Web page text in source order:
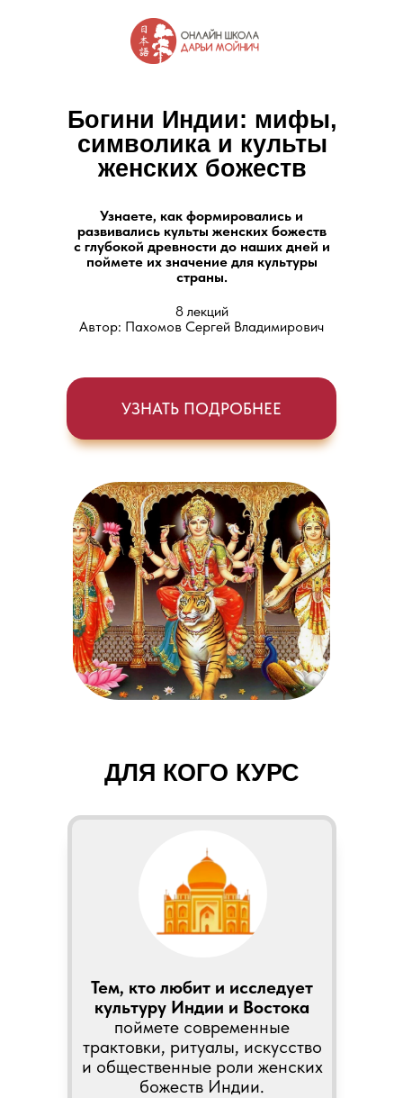
Богини Индии: мифы,
символика и культы
женских божеств
Узнаете, как формировались и
развивались культы женских божеств
с глубокой древности до наших дней и
поймете их значение для культуры
страны.
УЗНАТЬ ПОДРОБНЕЕ
8 лекций
Автор: Пахомов Сергей Владимирович
ДЛЯ КОГО КУРС
Тем, кто любит и исследует
культуру Индии и Востока
поймете современные
трактовки, ритуалы, искусство
и общественные роли женских
божеств Индии.